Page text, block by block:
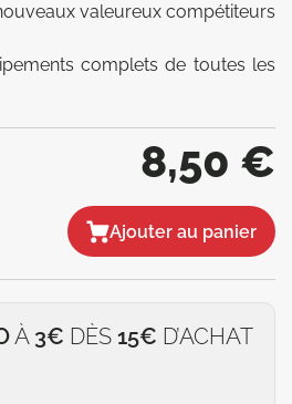
valeureux compétiteurs
complets de toutes les
8,50 €
Ajouter au panier
À 3€ DÈS 15€ D’ACHAT